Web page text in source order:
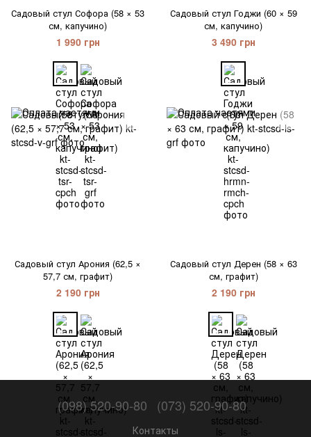
Садовый стул Софора (58 × 53
см, капучино)
1 990 грн
Садовый стул Годжи (60 × 59
см, капучино)
3 490 грн
Садовый стул Арония (62,5 ×
57,7 см, графит)
2 190 грн
Садовый стул Дерен (58 × 63
см, графит)
2 190 грн
(098) 520-90-80 (073) 520-90-80
Контакты